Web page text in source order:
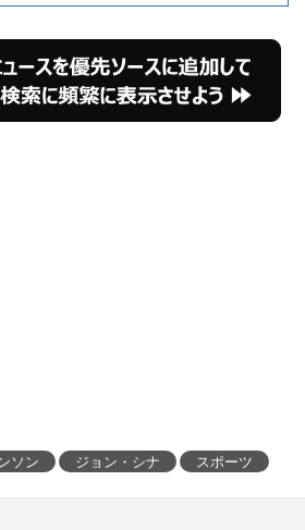
ソン ジョン・シナ スポーツ